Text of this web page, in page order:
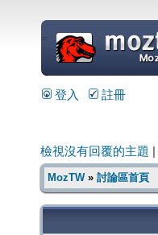
=
登入 註冊
檢視沒有回覆的主題
MozTW» 討論區首頁